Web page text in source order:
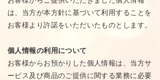
は、当方が本方針に基づいて利用することを
お客様より許諾をいただいたものとします。
個人情報の利用について
お客様からお預かりした個人情報は、当方サ
ービス及び商品のご提供に関する業務に必要